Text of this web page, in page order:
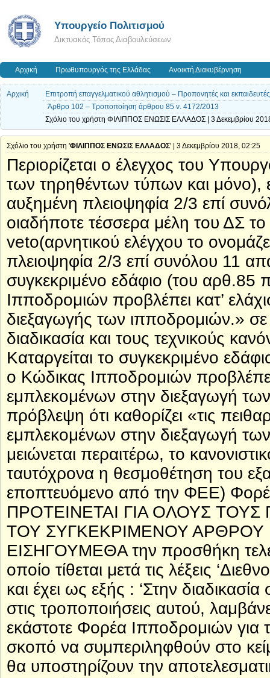
Υπουργείο Πολιτισμού
Δικτυακός Τόπος Διαβουλεύσεων
Αρχική Πρωθυπουργός της Ελλάδας Ανοικτή Διακυβέρνηση
Αρχική
Επιτροπή επαγγελματικού αθλητισμού – Προπονητές και
Άρθρο 102 – Τροποποίηση άρθρου 85 ν. 4172/2013
Σχόλιο του χρήστη ΦΙΛΙΠΠΟΣ ΕΝΩΣΙΣ ΕΛΛΑΔΟΣ | 3 Δεκεμβρίου
Σχόλιο του χρήστη 'ΦΙΛΙΠΠΟΣ ΕΝΩΣΙΣ ΕΛΛΑΔΟΣ' | 3 Δεκεμβρίου 2018, 02:25
Περιορίζεται ο έλεγχος του
των τηρηθέντων τύπων και μόνο),
αυξημένη πλειοψηφία 2/3 επί
οιαδήποτε τέσσερα μέλη του ΔΣ
veto(αρνητικού ελέγχου το
πλειοψηφία 2/3 επί συνόλου 11
συγκεκριμένο εδάφιο (του
Ιπποδρομιών προβλέπει κατ’
διεξαγωγής των ιπποδρομιών.»
διαδικασία και τους τεχνικούς
Καταργείται το συγκεκριμένο
ο Κώδικας Ιπποδρομιών
εμπλεκομένων στην διεξαγωγή των
πρόβλεψη ότι καθορίζει «τις
εμπλεκομένων στην διεξαγωγή
μειώνεται περαιτέρω, το
ταυτόχρονα η θεσμοθέτηση του
εποπτευόμενο από την ΦΕΕ)
ΠΡΟΤΕΙΝΕΤΑΙ ΓΙΑ ΟΛΟΥΣ
ΤΟΥ ΣΥΓΚΕΚΡΙΜΕΝΟΥ ΑΡΘΡΟΥ
ΕΙΣΗΓΟΥΜΕΘΑ την προσθήκη
οποίο τίθεται μετά τις λέξεις
και έχει ως εξής : ‘Στην
στις τροποποιήσεις αυτού,
εκάστοτε Φορέα Ιπποδρομιών
σκοπό να συμπεριληφθούν στο
θα υποστηρίζουν την